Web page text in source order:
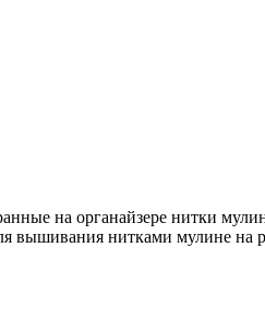
на органайзере нитки
вышивания нитками мулине на